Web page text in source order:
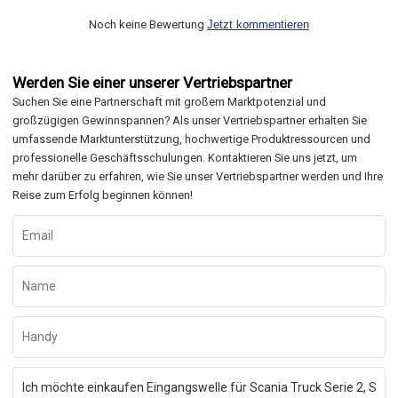
Noch keine Bewertung Jetzt kommentieren
Werden Sie einer unserer Vertriebspartner
Suchen Sie eine Partnerschaft mit großem Marktpotenzial und
großzügigen Gewinnspannen? Als unser Vertriebspartner erhalten Sie
umfassende Marktunterstützung, hochwertige Produktressourcen und
professionelle Geschäftsschulungen. Kontaktieren Sie uns jetzt, um
mehr darüber zu erfahren, wie Sie unser Vertriebspartner werden und Ihre
Reise zum Erfolg beginnen können!